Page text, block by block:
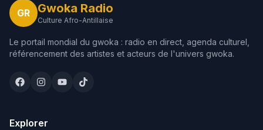
GR Gwoka Radio
Culture Afro-Antillaise
Le portail mondial du gwoka : radio en direct, agenda culturel,
référencement des artistes et acteurs de l'univers gwoka.
Explorer